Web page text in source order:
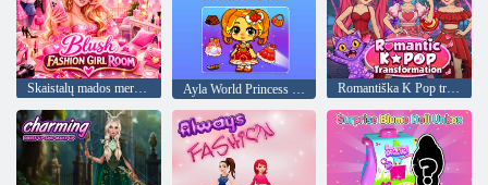
Skaistalų mados mergaičių kambarys Ayla World Princess gyvenimas Romantiška K Pop transformacija